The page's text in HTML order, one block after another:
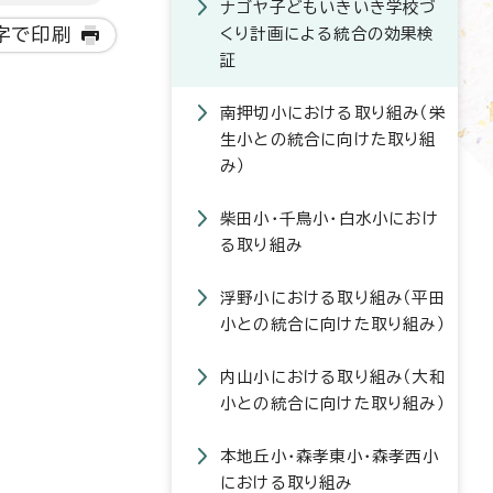
で印刷
ナゴヤ子どもいきいき学校づ
くり計画による統合の効果検
証
南押切小における取り組み（栄
生小との統合に向けた取り組
み）
柴田小・千鳥小・白水小におけ
る取り組み
浮野小における取り組み（平田
小との統合に向けた取り組み）
内山小における取り組み（大和
小との統合に向けた取り組み）
本地丘小・森孝東小・森孝西小
における取り組み